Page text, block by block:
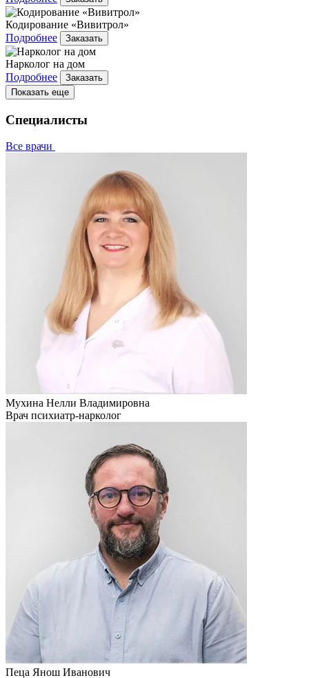
Кодирование «Вивитрол»
Подробнее
Заказать
Нарколог на дом
Подробнее
Заказать
Показать еще
Специалисты
Все врачи
Мухина Нелли Владимировна
Врач психиатр-нарколог
Пеца Янош Иванович